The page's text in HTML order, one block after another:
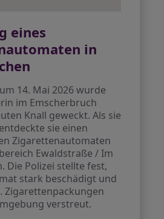
eines
in
14. Mai 2026 wurde
im Emscherbruch
Knall geweckt. Als sie
sie einen
Zigarettenautomaten
Ewaldstraße / Im
Die Polizei stellte fest,
stark beschädigt und
Zigarettenpackungen
verstreut.